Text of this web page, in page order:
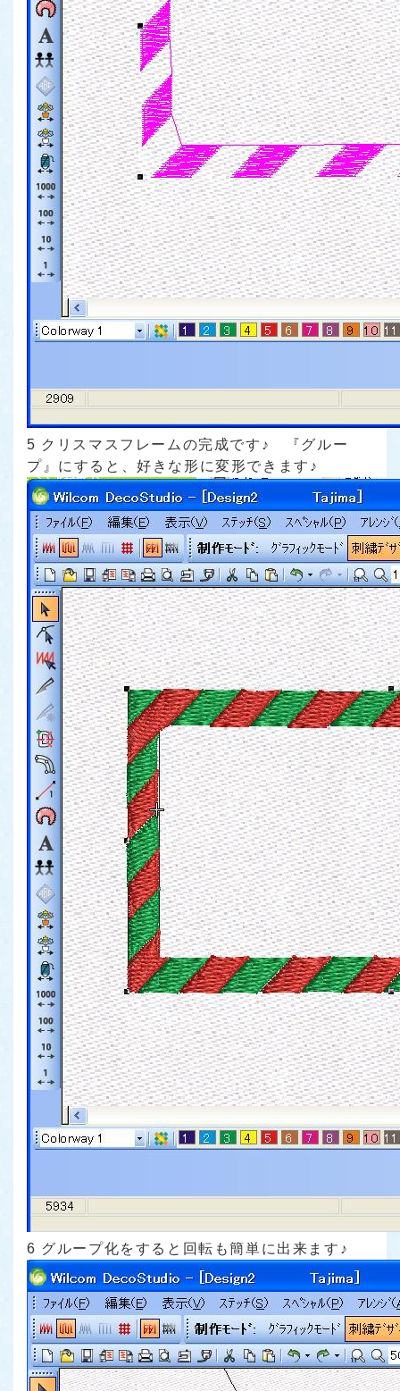
5 クリスマスフレームの完成です♪ 『グルー
プ』にすると、好きな形に変形できます♪
6 グループ化をすると回転も簡単に出来ます♪